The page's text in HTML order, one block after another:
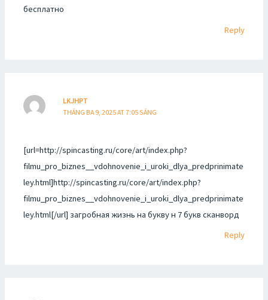
бесплатно
Reply
LKJHPT
THÁNG BA 9, 2025 AT 7:05 SÁNG
[url=http://spincasting.ru/core/art/index.php?
filmu_pro_biznes__vdohnovenie_i_uroki_dlya_predprinimate
ley.html]http://spincasting.ru/core/art/index.php?
filmu_pro_biznes__vdohnovenie_i_uroki_dlya_predprinimate
ley.html[/url] загробная жизнь на букву н 7 букв сканворд
Reply